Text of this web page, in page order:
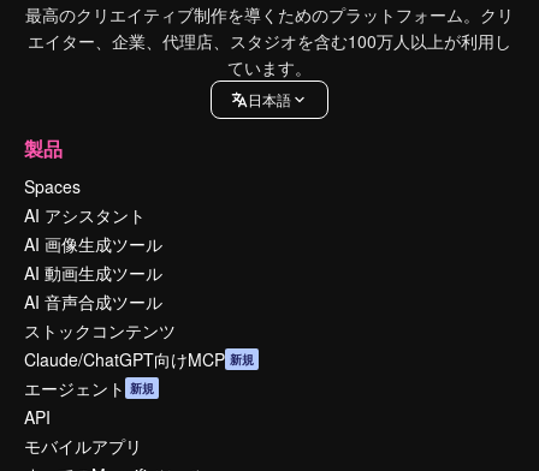
最高のクリエイティブ制作を導くためのプラットフォーム。クリ
エイター、企業、代理店、スタジオを含む100万人以上が利用し
ています。
日本語
製品
Spaces
AI アシスタント
AI 画像生成ツール
AI 動画生成ツール
AI 音声合成ツール
ストックコンテンツ
Claude/ChatGPT向けMCP 新規
エージェント 新規
API
モバイルアプリ